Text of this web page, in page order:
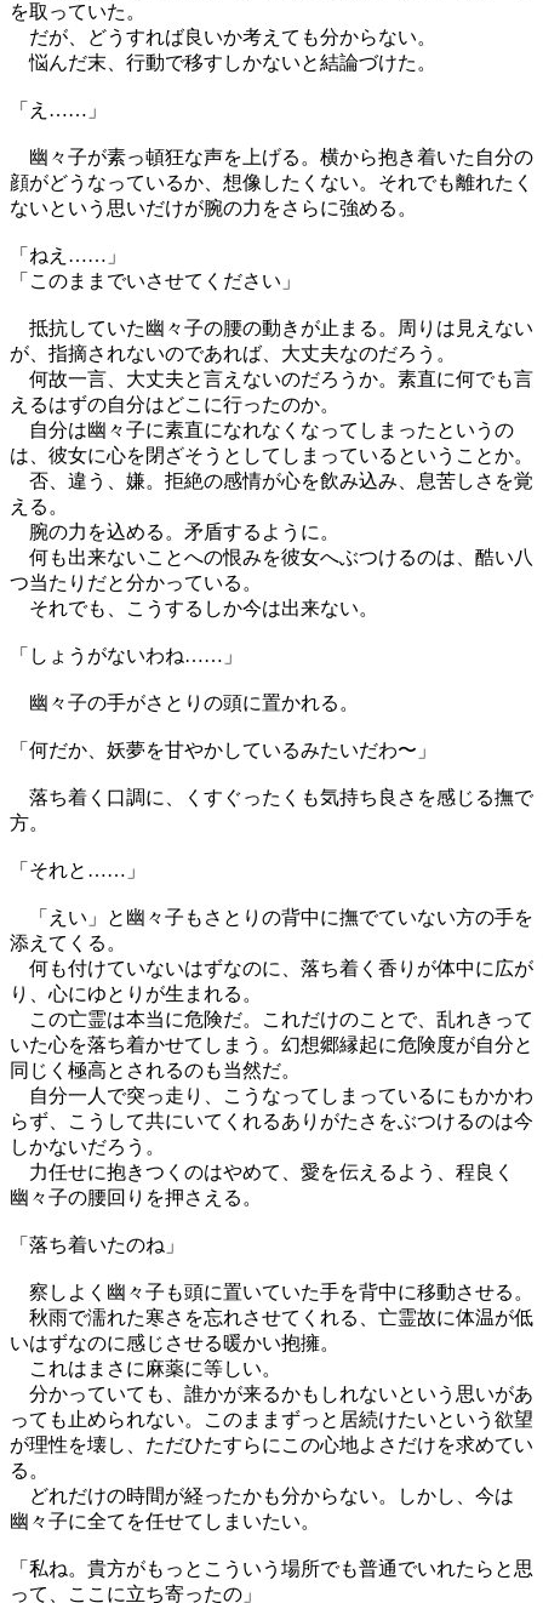
を取っていた。
だが、どうすれば良いか考えても分からない。
悩んだ末、行動で移すしかないと結論づけた。
「え……」
幽々子が素っ頓狂な声を上げる。横から抱き着いた自分の
顔がどうなっているか、想像したくない。それでも離れたく
ないという思いだけが腕の力をさらに強める。
「ねえ……」
「このままでいさせてください」
抵抗していた幽々子の腰の動きが止まる。周りは見えない
が、指摘されないのであれば、大丈夫なのだろう。
何故一言、大丈夫と言えないのだろうか。素直に何でも言
えるはずの自分はどこに行ったのか。
自分は幽々子に素直になれなくなってしまったというの
は、彼女に心を閉ざそうとしてしまっているということか。
否、違う、嫌。拒絶の感情が心を飲み込み、息苦しさを覚
える。
腕の力を込める。矛盾するように。
何も出来ないことへの恨みを彼女へぶつけるのは、酷い八
つ当たりだと分かっている。
それでも、こうするしか今は出来ない。
「しょうがないわね……」
幽々子の手がさとりの頭に置かれる。
「何だか、妖夢を甘やかしているみたいだわ〜」
落ち着く口調に、くすぐったくも気持ち良さを感じる撫で
方。
「それと……」
「えい」と幽々子もさとりの背中に撫でていない方の手を
添えてくる。
何も付けていないはずなのに、落ち着く香りが体中に広が
り、心にゆとりが生まれる。
この亡霊は本当に危険だ。これだけのことで、乱れきって
いた心を落ち着かせてしまう。幻想郷縁起に危険度が自分と
同じく極高とされるのも当然だ。
自分一人で突っ走り、こうなってしまっているにもかかわ
らず、こうして共にいてくれるありがたさをぶつけるのは今
しかないだろう。
力任せに抱きつくのはやめて、愛を伝えるよう、程良く
幽々子の腰回りを押さえる。
「落ち着いたのね」
察しよく幽々子も頭に置いていた手を背中に移動させる。
秋雨で濡れた寒さを忘れさせてくれる、亡霊故に体温が低
いはずなのに感じさせる暖かい抱擁。
これはまさに麻薬に等しい。
分かっていても、誰かが来るかもしれないという思いがあ
っても止められない。このままずっと居続けたいという欲望
が理性を壊し、ただひたすらにこの心地よさだけを求めてい
る。
どれだけの時間が経ったかも分からない。しかし、今は
幽々子に全てを任せてしまいたい。
「私ね。貴方がもっとこういう場所でも普通でいれたらと思
って、ここに立ち寄ったの」